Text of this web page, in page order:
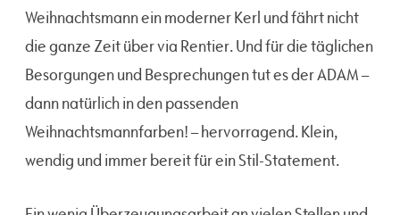
Weihnachtsmann ein moderner Kerl und fährt nicht
die ganze Zeit über via Rentier. Und für die täglichen
Besorgungen und Besprechungen tut es der ADAM –
dann natürlich in den passenden
Weihnachtsmannfarben! – hervorragend. Klein,
wendig und immer bereit für ein Stil-Statement.